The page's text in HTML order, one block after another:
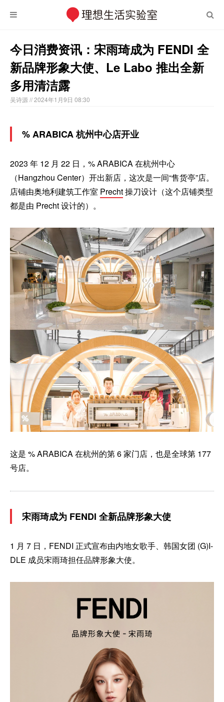
今日消费资讯：宋雨琦成为 FENDI 全
新品牌形象大使、Le Labo 推出全新
多用清洁露
吴诗源 // 2024年1月9日 08:30
% ARABICA 杭州中心店开业
2023 年 12 月 22 日，% ARABICA 在杭州中心
（Hangzhou Center）开出新店，这次是一间“售货亭”店。
店铺由奥地利建筑工作室 Precht操刀设计（这个店铺类型
都是由 Precht 设计的）。
这是 % ARABICA 在杭州的第 6 家门店，也是全球第 177
号店。
宋雨琦成为 FENDI 全新品牌形象大使
1 月 7 日，FENDI 正式宣布由内地女歌手、韩国女团 (G)I-
DLE 成员宋雨琦担任品牌形象大使。